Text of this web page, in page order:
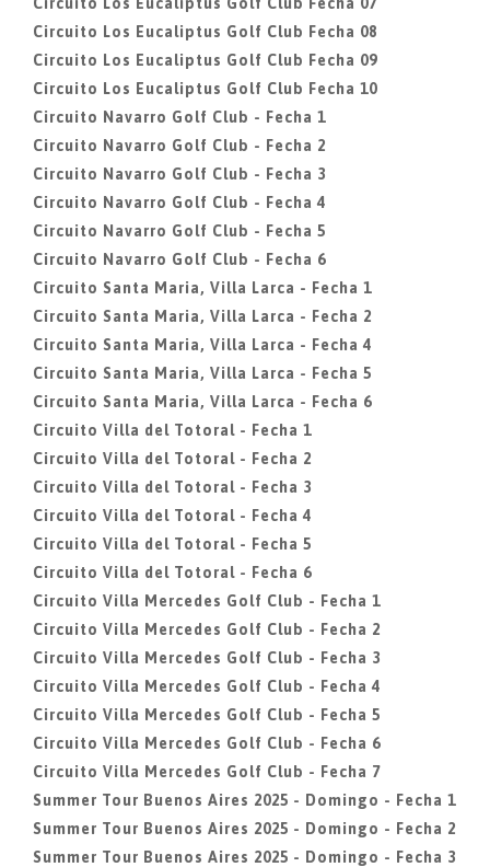
Circuito Los Eucaliptus Golf Club Fecha 08
Circuito Los Eucaliptus Golf Club Fecha 09
Circuito Los Eucaliptus Golf Club Fecha 10
Circuito Navarro Golf Club - Fecha 1
Circuito Navarro Golf Club - Fecha 2
Circuito Navarro Golf Club - Fecha 3
Circuito Navarro Golf Club - Fecha 4
Circuito Navarro Golf Club - Fecha 5
Circuito Navarro Golf Club - Fecha 6
Circuito Santa Maria, Villa Larca - Fecha 1
Circuito Santa Maria, Villa Larca - Fecha 2
Circuito Santa Maria, Villa Larca - Fecha 4
Circuito Santa Maria, Villa Larca - Fecha 5
Circuito Santa Maria, Villa Larca - Fecha 6
Circuito Villa del Totoral - Fecha 1
Circuito Villa del Totoral - Fecha 2
Circuito Villa del Totoral - Fecha 3
Circuito Villa del Totoral - Fecha 4
Circuito Villa del Totoral - Fecha 5
Circuito Villa del Totoral - Fecha 6
Circuito Villa Mercedes Golf Club - Fecha 1
Circuito Villa Mercedes Golf Club - Fecha 2
Circuito Villa Mercedes Golf Club - Fecha 3
Circuito Villa Mercedes Golf Club - Fecha 4
Circuito Villa Mercedes Golf Club - Fecha 5
Circuito Villa Mercedes Golf Club - Fecha 6
Circuito Villa Mercedes Golf Club - Fecha 7
Summer Tour Buenos Aires 2025 - Domingo - Fecha 1
Summer Tour Buenos Aires 2025 - Domingo - Fecha 2
Summer Tour Buenos Aires 2025 - Domingo - Fecha 3